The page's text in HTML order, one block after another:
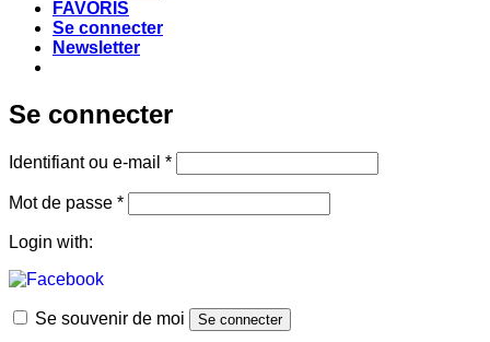
FAVORIS
Se connecter
Newsletter
Se connecter
Identifiant ou e-mail *Obligatoire
Mot de passe *Obligatoire
Login with:
Se souvenir de moi Se connecter